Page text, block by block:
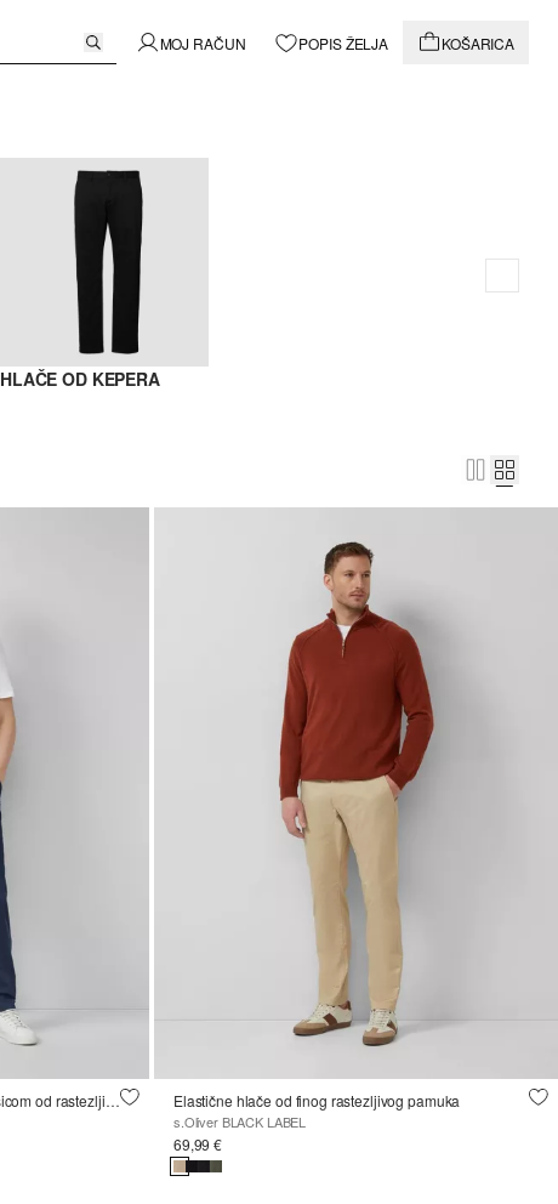
MOJ RAČUN POPIS ŽELJA KOŠARICA
HLAČE OD KEPERA
Denver: Chino hlače s udobnom pasicom od rastezljivog pamuka Elastične hlače od finog rastezljivog pamuka
s.Oliver BLACK LABEL
69,99 €